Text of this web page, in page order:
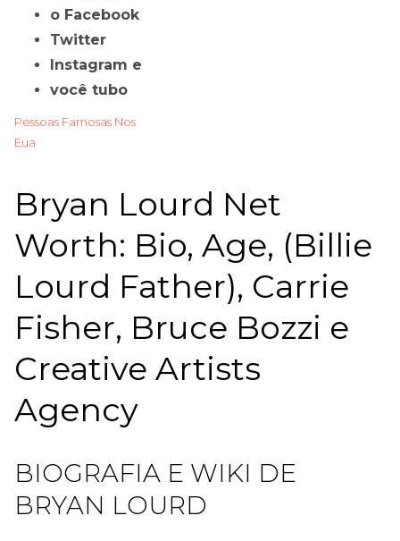
o Facebook
Twitter
Instagram e
você tubo
Pessoas Famosas Nos
Eua
Bryan Lourd Net
Worth: Bio, Age, (Billie
Lourd Father), Carrie
Fisher, Bruce Bozzi e
Creative Artists
Agency
BIOGRAFIA E WIKI DE
BRYAN LOURD